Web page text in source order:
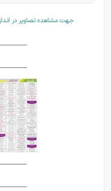
جهت مشاهده تصاویر در